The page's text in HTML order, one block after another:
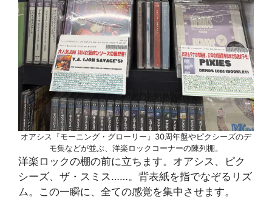
オアシス『モーニング・グローリー』30周年盤やピクシーズのデ
モ集などが並ぶ、洋楽ロックコーナーの陳列棚。
洋楽ロックの棚の前に立ちます。オアシス、ピク
シーズ、ザ・スミス……。背表紙を指でなぞるリズ
ム。この一瞬に、全ての感覚を集中させます。